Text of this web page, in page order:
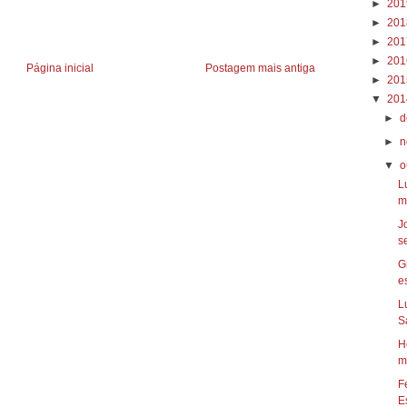
Postagem mais antiga
Página inicial
►
►
►
►
►
▼
►
►
▼